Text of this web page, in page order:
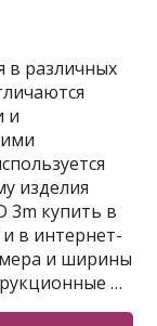
в различных
и
изделия
3m купить в
в интернет-
и ширины
…